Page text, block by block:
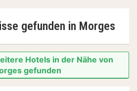
gefunden in Morges
Hotels in der Nähe von
gefunden